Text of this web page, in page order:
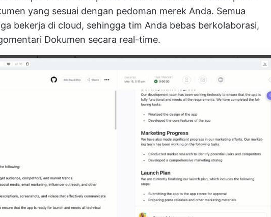
yang sesuai dengan pedoman merek Anda. Semua
bekerja di cloud, sehingga tim Anda bebas berkolaborasi,
Dokumen secara real-time.